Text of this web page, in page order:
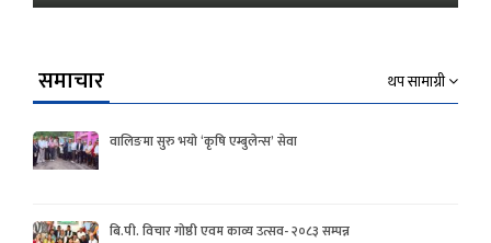
समाचार थप सामाग्री
वालिङमा सुरु भयो ‘कृषि एम्बुलेन्स’ सेवा
बि.पी. विचार गोष्ठी एवम काव्य उत्सव- २०८३ सम्पन्न